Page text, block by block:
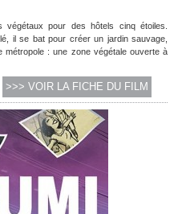
pour des hôtels cinq étoiles.
il se bat pour créer un jardin sauvage,
métropole : une zone végétale ouverte à
>>> VOIR LA FICHE DU FILM